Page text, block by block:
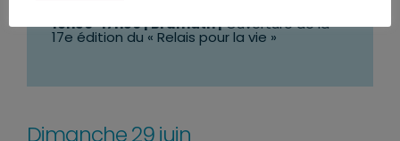
16h30-17h30| Brumath |Ouverture de la
17e édition du « Relais pour la vie »
Dimanche 29 juin